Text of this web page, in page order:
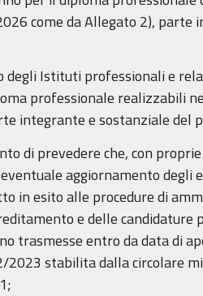
come da Allegato 2),
degli Istituti professionali e
professionale realizzabili
integrante e sostanziale del
di prevedere che, con
aggiornamento degli
in esito alle procedure di
e delle candidature
trasmesse entro da data di
2023 stabilita dalla circolare